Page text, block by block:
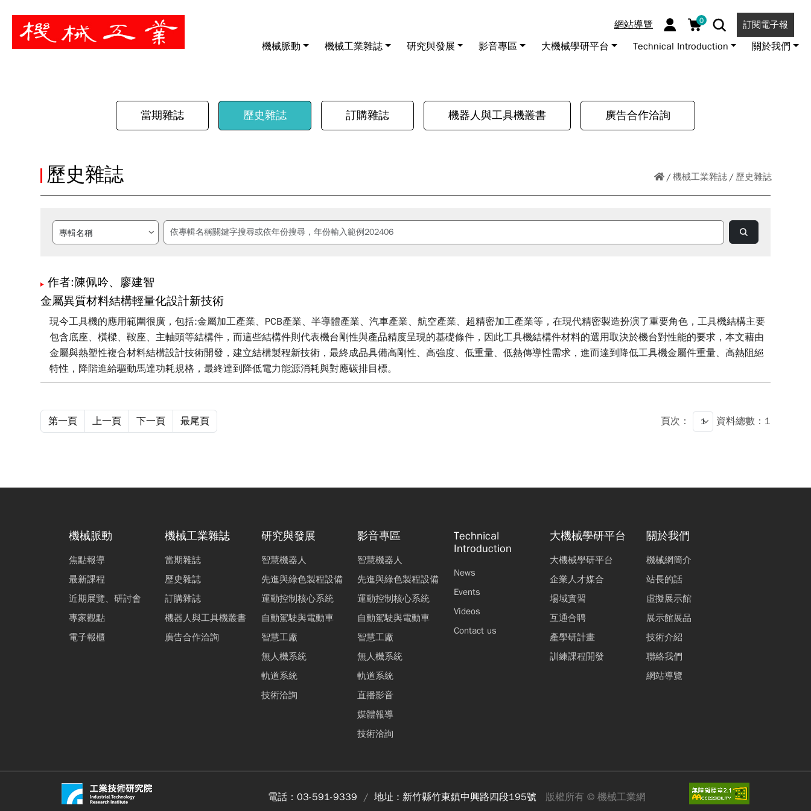
網站導覽 0 訂閱電子報
機械脈動 機械工業雜誌 研究與發展 影音專區 大機械學研平台 Technical Introduction 關於我們
暫停
當期雜誌 歷史雜誌 訂購雜誌 機器人與工具機叢書 廣告合作洽詢
機械工業雜誌 歷史雜誌
歷史雜誌
作者:陳佩吟、廖建智
金屬異質材料結構輕量化設計新技術
現今工具機的應用範圍很廣，包括:金屬加工產業、PCB產業、半導體產業、汽車產業、航空產業、超精密加工產業等，在現代精密製造扮演了重要角色，工具機結構主要
包含底座、橫樑、鞍座、主軸頭等結構件，而這些結構件則代表機台剛性與產品精度呈現的基礎條件，因此工具機結構件材料的選用取決於機台對性能的要求，本文藉由
金屬與熱塑性複合材料結構設計技術開發，建立結構製程新技術，最終成品具備高剛性、高強度、低重量、低熱傳導性需求，進而達到降低工具機金屬件重量、高熱阻絕
特性，降階進給驅動馬達功耗規格，最終達到降低電力能源消耗與對應碳排目標。
第一頁 上一頁 下一頁 最尾頁 頁次： 資料總數：1
機械脈動
焦點報導
最新課程
近期展覽、研討會
專家觀點
電子報櫃
機械工業雜誌
當期雜誌
歷史雜誌
訂購雜誌
機器人與工具機叢書
廣告合作洽詢
研究與發展
智慧機器人
先進與綠色製程設備
運動控制核心系統
自動駕駛與電動車
智慧工廠
無人機系統
軌道系統
技術洽詢
影音專區
智慧機器人
先進與綠色製程設備
運動控制核心系統
自動駕駛與電動車
智慧工廠
無人機系統
軌道系統
直播影音
媒體報導
技術洽詢
Technical
Introduction
News
Events
Videos
Contact us
大機械學研平台
大機械學研平台
企業人才媒合
場域實習
互通合聘
產學研計畫
訓練課程開發
關於我們
機械網簡介
站長的話
虛擬展示館
展示館展品
技術介紹
聯絡我們
網站導覽
電話： 03-591-9339 地址 : 新竹縣竹東鎮中興路四段195號 版權所有 © 機械工業網